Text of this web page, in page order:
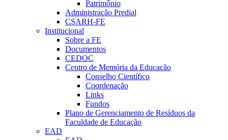
Patrimônio
Administração Predial
CSARH-FE
Institucional
Sobre a FE
Documentos
CEDOC
Centro de Memória da Educação
Conselho Científico
Coordenação
Links
Fundos
Plano de Gerenciamento de Resíduos da
Faculdade de Educação
EAD